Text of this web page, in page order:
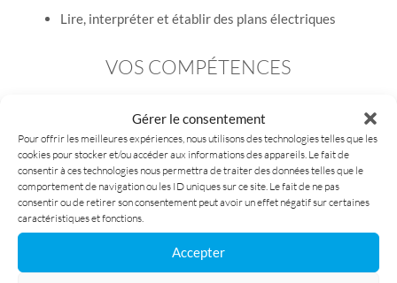
Gérer le consentement
Pour offrir les meilleures expériences, nous utilisons des technologies telles que les
cookies pour stocker et/ou accéder aux informations des appareils. Le fait de
consentir à ces technologies nous permettra de traiter des données telles que le
comportement de navigation ou les ID uniques sur ce site. Le fait de ne pas
consentir ou de retirer son consentement peut avoir un effet négatif sur certaines
caractéristiques et fonctions.
Accepter
Lire, interpréter et établir des plans électriques
VOS COMPÉTENCES
Être titulaire d’un diplôme d’électricien A3 ou A2
Avoir une expérience de minimum 5 ans
Avoir une parfaite connaissance du RGIE
Être proactif, rigoureux, organisé